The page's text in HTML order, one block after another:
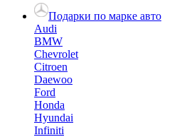
Подарки по марке авто
Audi
BMW
Chevrolet
Citroen
Daewoo
Ford
Honda
Hyundai
Infiniti